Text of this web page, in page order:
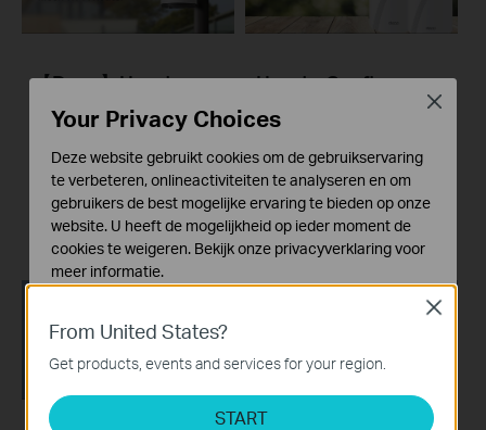
【Deco】How to
Configure and Mount
an Outdoor Mesh
Wi-Fi Router (Take
Deco X50-Outdoor
as Example)
How to Configure a
Starlink
From United States?
Get products, events and services for your region.
START
Close
Your Privacy Choices
Deze website gebruikt cookies om de gebruikservaring
te verbeteren, onlineactiviteiten te analyseren en om
gebruikers de best mogelijke ervaring te bieden op onze
website. U heeft de mogelijkheid op ieder moment de
cookies te weigeren. Bekijk onze privacyverklaringvoor
meer informatie.
Deze cookies zijn noodzakelijk voor de werking van de
website en kunnen niet worden uitgeschakeld.
Analyse en Marketing Cookies
Cookies voor analyse geven ons de mogelijkheid uw
Close